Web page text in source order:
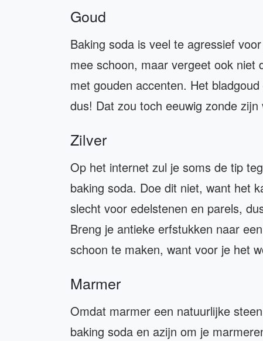
Goud
Baking soda is veel te agressief
mee schoon, maar vergeet ook
met gouden accenten. Het
dus! Dat zou toch eeuwig zonde
Zilver
Op het internet zul je soms de tip
baking soda. Doe dit niet, want het
slecht voor edelstenen en parels,
Breng je antieke erfstukken naar
schoon te maken, want voor je het
Marmer
Omdat marmer een natuurlijke
baking soda en azijn om je